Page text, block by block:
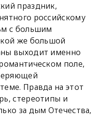
праздник,
российскому
с большим
же большой
выходит именно
поле,
Правда на этот
стереотипы и
за дым Отечества,